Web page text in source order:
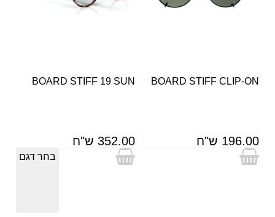
BOARD STIFF CLIP-ON
196.00 ש"ח
BOARD STIFF 19 SUN
352.00 ש"ח
בחר דגם